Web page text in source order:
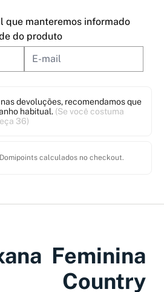
que manteremos informado
do produto
devoluções, recomendamos que
habitual. (Se você costuma
36)
calculados no checkout.
Feminina
Country